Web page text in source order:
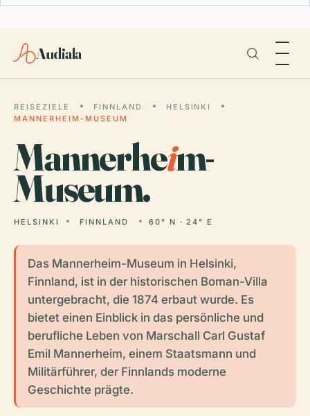
Audiala
REISEZIELE FINNLAND
HELSINKI
MANNERHEIM-MUSEUM
Mannerheim-
Museum.
HELSINKI FINNLAND 60° N · 24° E
Das Mannerheim-Museum in Helsinki,
Finnland, ist in der historischen Boman-Villa
untergebracht, die 1874 erbaut wurde. Es
bietet einen Einblick in das persönliche und
berufliche Leben von Marschall Carl Gustaf
Emil Mannerheim, einem Staatsmann und
Militärführer, der Finnlands moderne
Geschichte prägte.